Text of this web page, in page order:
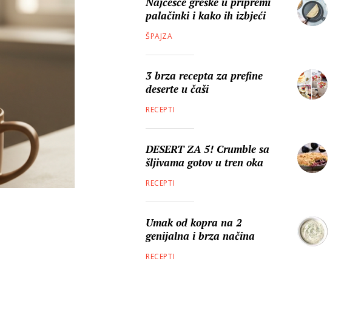
palačinki i kako ih izbjeći
ŠPAJZA
3 brza recepta za prefine
deserte u čaši
RECEPTI
DESERT ZA 5! Crumble sa
šljivama gotov u tren oka
RECEPTI
Umak od kopra na 2
genijalna i brza načina
RECEPTI